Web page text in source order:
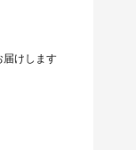
届けします